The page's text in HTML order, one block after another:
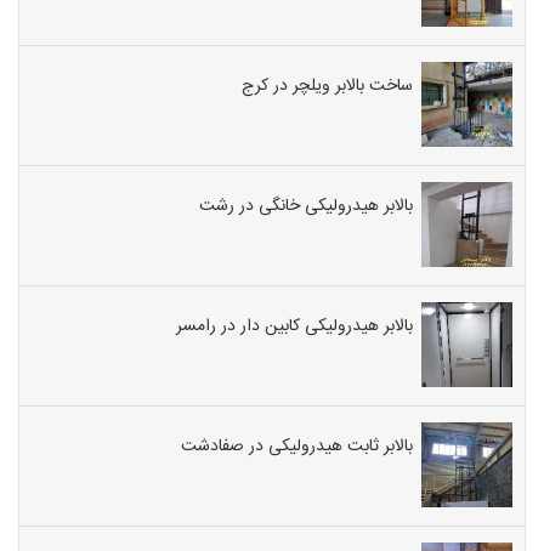
ساخت بالابر ویلچر در کرج
بالابر هیدرولیکی خانگی در رشت
بالابر هیدرولیکی کابین دار در رامسر
بالابر ثابت هیدرولیکی در صفادشت